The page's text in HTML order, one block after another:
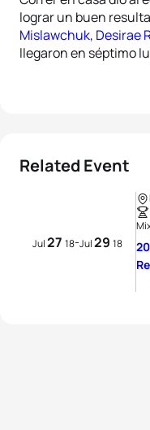
lograr un buen
Mislawchuk, Desirae
llegaron en séptimo
Related Event
Jul27 18-Jul29 18